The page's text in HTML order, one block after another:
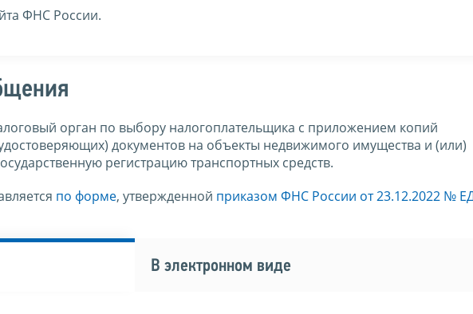
ФНС России.
орган по выбору налогоплательщика с приложением копий
документов на объекты недвижимого имущества и (или)
регистрацию транспортных средств.
по форме, утвержденной приказом ФНС России от 23.12.2022 №
В электронном виде